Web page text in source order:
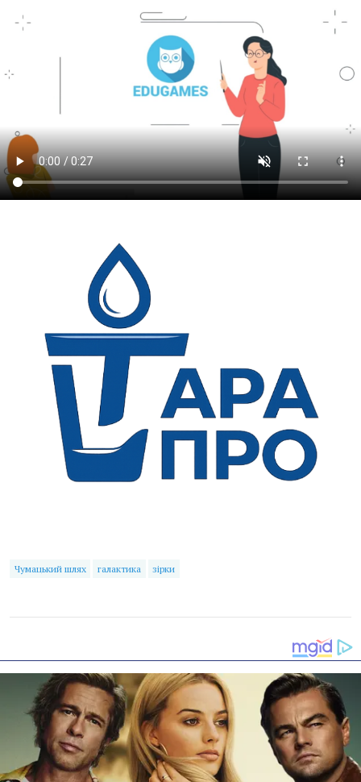
Чумацький шлях галактика зірки